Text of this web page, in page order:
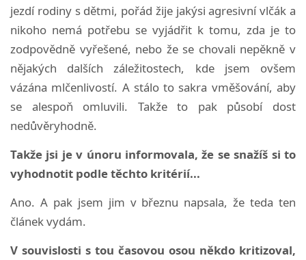
jezdí rodiny s dětmi, pořád žije jakýsi agresivní vlčák a
nikoho nemá potřebu se vyjádřit k tomu, zda je to
zodpovědně vyřešené, nebo že se chovali nepěkně v
nějakých dalších záležitostech, kde jsem ovšem
vázána mlčenlivostí. A stálo to sakra vměšování, aby
se alespoň omluvili. Takže to pak působí dost
nedůvěryhodně.
Takže jsi je v únoru informovala, že se snažíš si to
vyhodnotit podle těchto kritérií...
Ano. A pak jsem jim v březnu napsala, že teda ten
článek vydám.
V souvislosti s tou časovou osou někdo kritizoval,